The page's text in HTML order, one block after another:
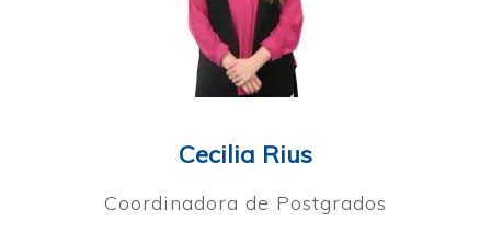
Cecilia Rius
Coordinadora de Postgrados